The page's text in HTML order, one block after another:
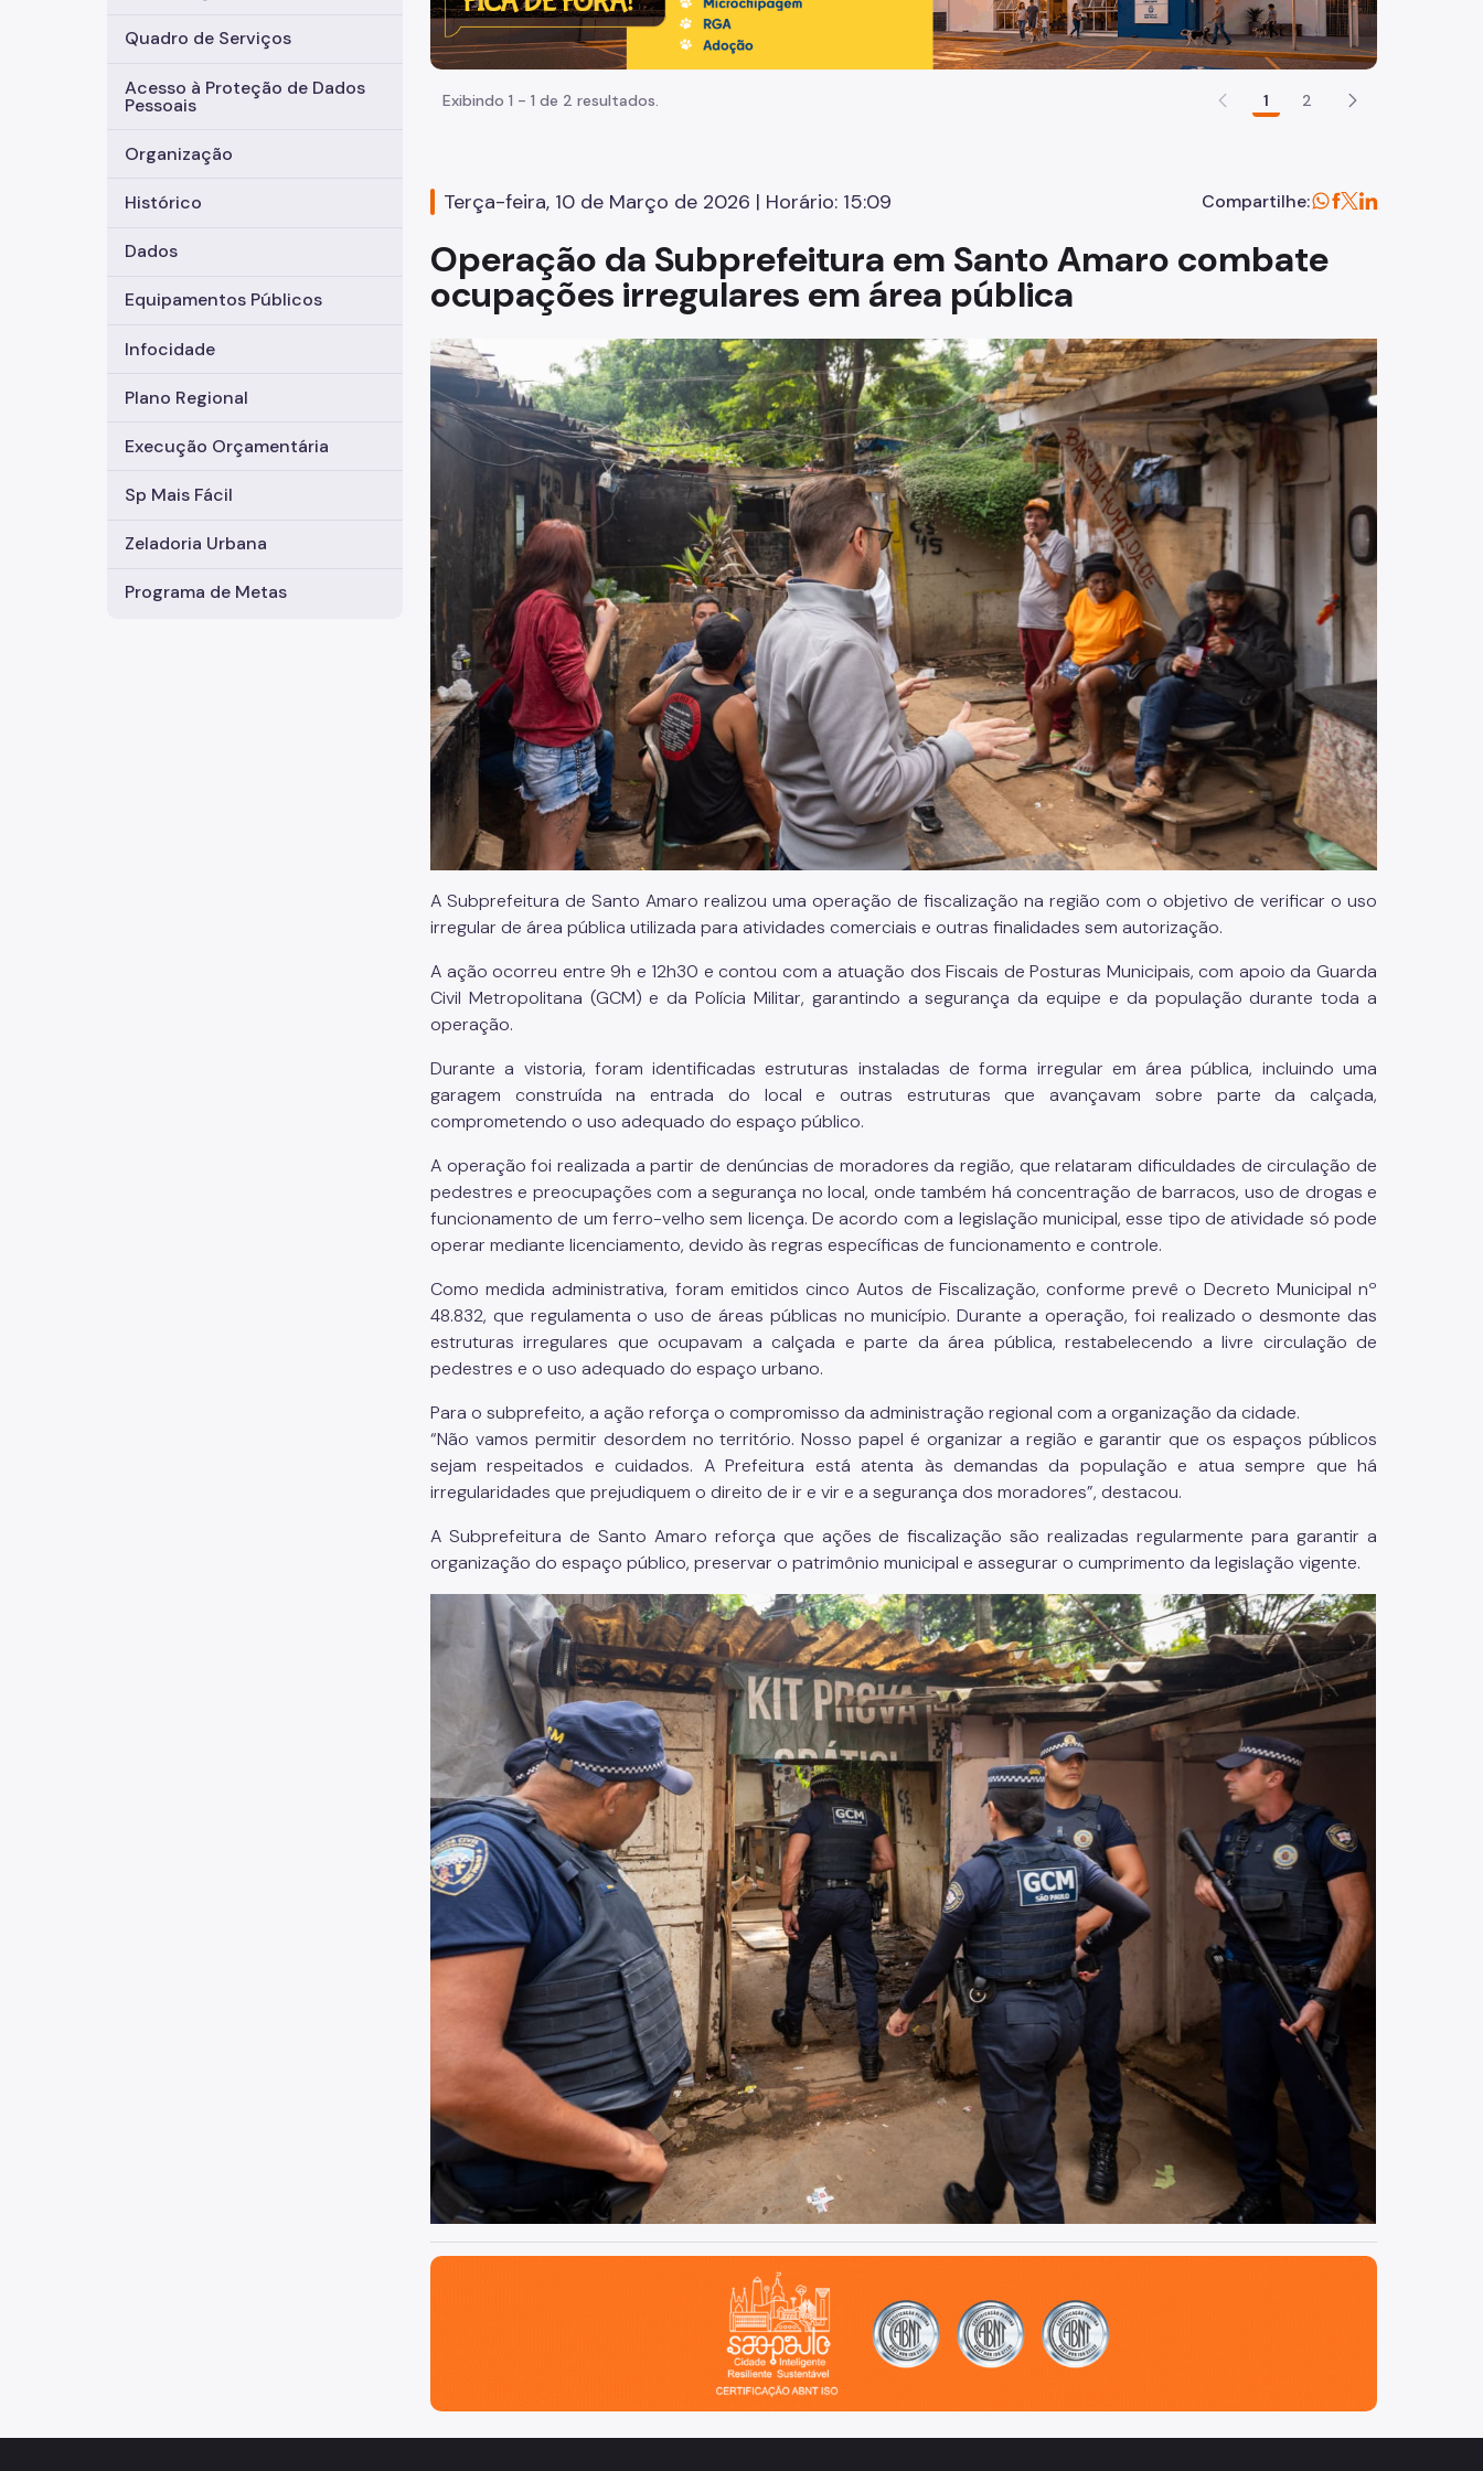
Quadro de Serviços
Acesso à Proteção de Dados
Pessoais
Organização
Histórico
Dados
Equipamentos Públicos
Infocidade
Plano Regional
Execução Orçamentária
Sp Mais Fácil
Zeladoria Urbana
Programa de Metas
Exibindo 1 - 1 de 2 resultados. 1 2
Terça-feira, 10 de Março de 2026 | Horário: 15:09 Compartilhe:
Operação da Subprefeitura em Santo Amaro combate
ocupações irregulares em área pública
A Subprefeitura de Santo Amaro realizou uma operação de fiscalização na região com o objetivo de verificar o uso
irregular de área pública utilizada para atividades comerciais e outras finalidades sem autorização.
A ação ocorreu entre 9h e 12h30 e contou com a atuação dos Fiscais de Posturas Municipais, com apoio da Guarda
Civil Metropolitana (GCM) e da Polícia Militar, garantindo a segurança da equipe e da população durante toda a
operação.
Durante a vistoria, foram identificadas estruturas instaladas de forma irregular em área pública, incluindo uma
garagem construída na entrada do local e outras estruturas que avançavam sobre parte da calçada,
comprometendo o uso adequado do espaço público.
A operação foi realizada a partir de denúncias de moradores da região, que relataram dificuldades de circulação de
pedestres e preocupações com a segurança no local, onde também há concentração de barracos, uso de drogas e
funcionamento de um ferro-velho sem licença. De acordo com a legislação municipal, esse tipo de atividade só pode
operar mediante licenciamento, devido às regras específicas de funcionamento e controle.
Como medida administrativa, foram emitidos cinco Autos de Fiscalização, conforme prevê o Decreto Municipal nº
48.832, que regulamenta o uso de áreas públicas no município. Durante a operação, foi realizado o desmonte das
estruturas irregulares que ocupavam a calçada e parte da área pública, restabelecendo a livre circulação de
pedestres e o uso adequado do espaço urbano.
Para o subprefeito, a ação reforça o compromisso da administração regional com a organização da cidade.
“Não vamos permitir desordem no território. Nosso papel é organizar a região e garantir que os espaços públicos
sejam respeitados e cuidados. A Prefeitura está atenta às demandas da população e atua sempre que há
irregularidades que prejudiquem o direito de ir e vir e a segurança dos moradores”, destacou.
A Subprefeitura de Santo Amaro reforça que ações de fiscalização são realizadas regularmente para garantir a
organização do espaço público, preservar o patrimônio municipal e assegurar o cumprimento da legislação vigente.
São Paulo, cidade inteligente, resiliente e sustentável